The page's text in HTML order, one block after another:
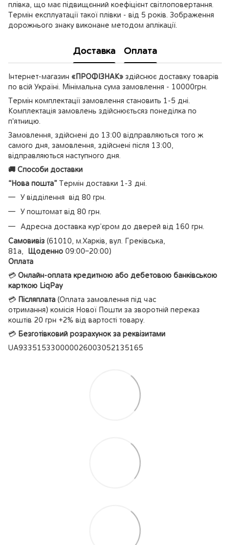
плівка, що має підвищєнний коефіцієнт світлоповертання.
Термін експлуатації такої плівки - від 5 років. Зображення
дорожнього знаку виконане методом аплікації.
Доставка Оплата
Інтернет-магазин «ПРОФІЗНАК» здійснює доставку товарів
по всій Україні. Мінімальна сума замовлення - 10000грн.
Термін комплектації замовлення становить 1-5 дні.
Комплектація замовлень здійснюєтьсяз понеділка по
п'ятницю.
Замовлення, здійснені до 13:00 відправляються того ж
самого дня, замовлення, здійснені після 13:00,
відправляються наступного дня.
🚚 Способи доставки
“Нова пошта” Термін доставки 1-3 дні.
У відділення від 80 грн.
У поштомат від 80 грн.
Адресна доставка кур’єром до дверей від 160 грн.
Самовивіз (61010, м.Харків, вул. Греківська,
81а,
Щоденно 09:00–20:00)
Оплата
💳 Онлайн-оплата кредитною або дебетовою банківською
карткою LiqPay
💳 Післяплата (Оплата замовлення під час
отримання) комісія Нової Пошти за зворотній переказ
коштів 20 грн +2% від вартості товару.
💳 Безготівковий розрахунок за реквізитами
UA933515330000026003052135165